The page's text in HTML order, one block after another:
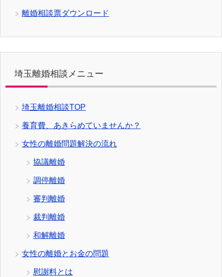
離婚相談票ダウンロード
埼玉離婚相談メニュー
埼玉離婚相談TOP
養育費、あきらめていませんか？
女性の離婚問題解決の流れ
協議離婚
調停離婚
審判離婚
裁判離婚
和解離婚
女性の離婚とお金の問題
慰謝料とは